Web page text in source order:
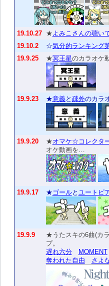
19.10.27 ★よみこさんの聴い
19.10.2
☆気分的ランキング
19.9.25
★冥王星のカラオケ
19.9.23 ★意義と 疎外のカラ
19.9.20 ★オマケ☆コレクタ
オケ動画を…
19.9.17 ★ゴールと ユートピ
19.9.9
★うたスキの6曲(カ
プ。
遅れ六分
MOMENT
奪われた自由
さよ